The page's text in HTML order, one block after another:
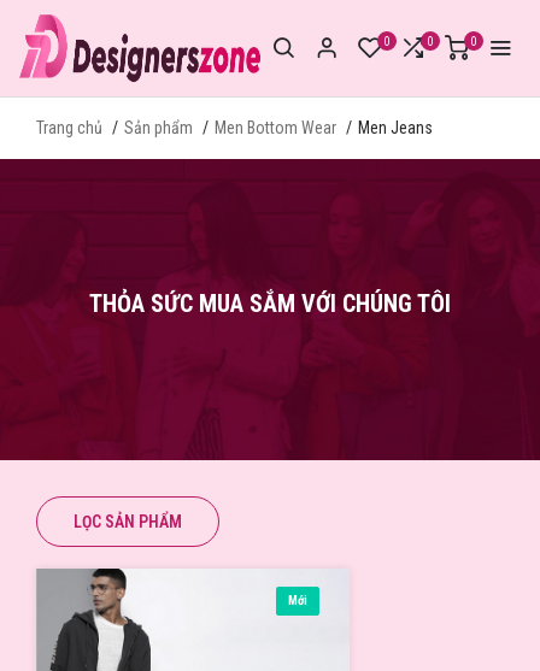
0 0 0
Trang chủ Sản phẩm Men Bottom Wear Men Jeans
THỎA SỨC MUA SẮM VỚI CHÚNG TÔI
LỌC SẢN PHẨM
Mới